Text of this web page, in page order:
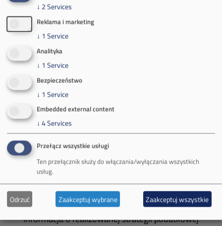
Spółka Południowy Koncern Węglowy
Zakład Górniczy Brzeszcze
Zakład Górniczy Janina
Galeria zdjęć
Informacja o realizowanej strategii podatkowej
↓ 2Services
Reklama i marketing
↓ 1 Service
Analityka
↓ 1 Service
Bezpieczeństwo
↓ 1 Service
Embedded external content
↓ 4Services
Przełącz wszystkie usługi
Ten przełącznik służy do włączania/wyłączania wszystkich
usług.
Odrzuć Zaakceptuj wybrane Zaakceptuj wszystkie